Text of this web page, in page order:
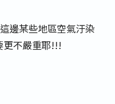
邊某些地區空氣汙染
更不嚴重耶!!!